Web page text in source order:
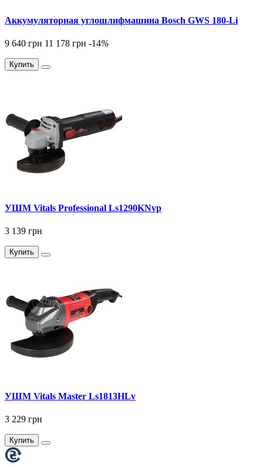
Аккумуляторная углошлифмашина Bosch GWS 180-Li
9 640 грн 11 178 грн -14%
Купить
УШМ Vitals Professional Ls1290KNvp
3 139 грн
Купить
УШМ Vitals Master Ls1813HLv
3 229 грн
Купить